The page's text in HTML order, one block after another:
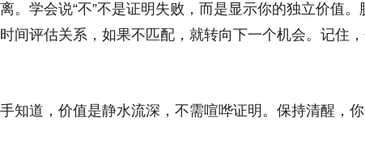
。学会说“不”不是证明失败，而是显示你的独立价值
间评估关系，如果不匹配，就转向下一个机会。记住
知道，价值是静水流深，不需喧哗证明。保持清醒，你